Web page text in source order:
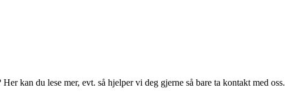
kan du lese mer, evt. så hjelper vi deg gjerne så bare ta kontakt med oss.